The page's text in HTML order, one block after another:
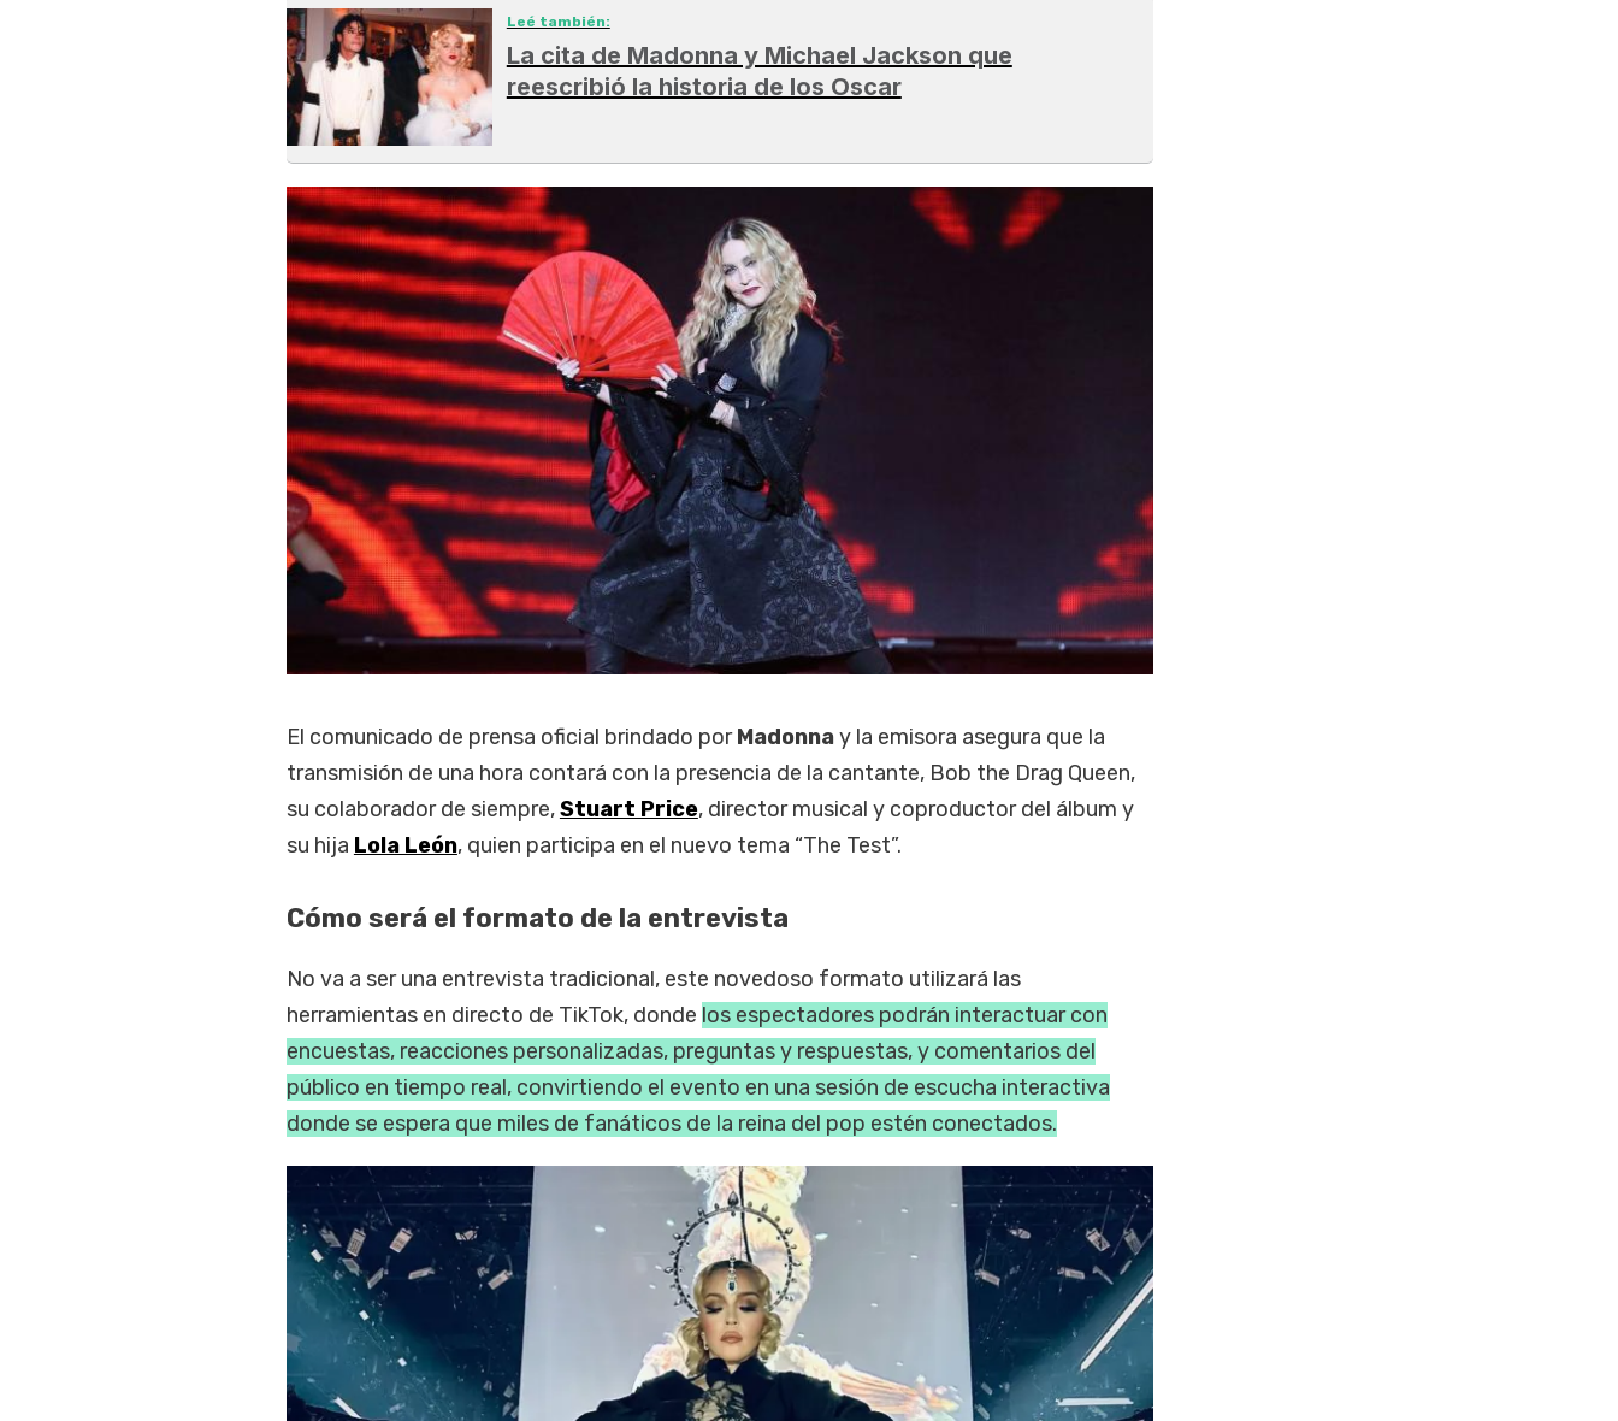
Leé también:
La cita de Madonna y Michael Jackson que
reescribió la historia de los Oscar
El comunicado de prensa oficial brindado porMadonnay la emisora asegura que la
transmisión de una hora contará con la presencia de la cantante, Bob the Drag Queen,
su colaborador de siempre,Stuart Price, director musical y coproductor del álbum y
su hija Lola León, quien participa en el nuevo tema “The Test”.
Cómo será el formato de la entrevista
No va a ser una entrevista tradicional, este novedoso formato utilizará las
herramientas en directo de TikTok, donde los espectadores podrán interactuar con
encuestas, reacciones personalizadas, preguntas y respuestas, y comentarios del
público en tiempo real, convirtiendo el evento en una sesión de escucha interactiva
donde se espera que miles de fanáticos de la reina del pop estén conectados.